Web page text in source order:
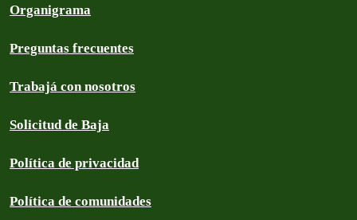
Organigrama
Preguntas frecuentes
Trabajá con nosotros
Solicitud de Baja
Política de privacidad
Política de comunidades